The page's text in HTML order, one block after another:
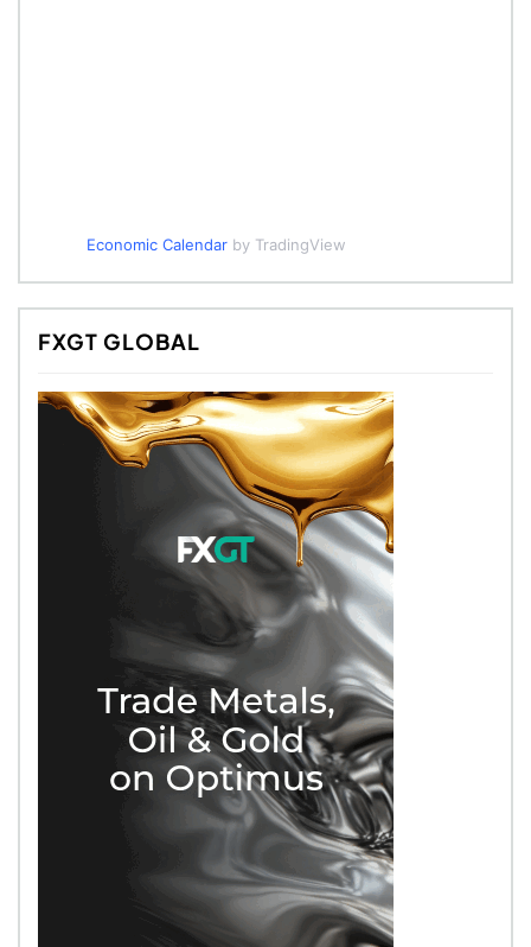
Economic Calendarby TradingView
FXGT GLOBAL